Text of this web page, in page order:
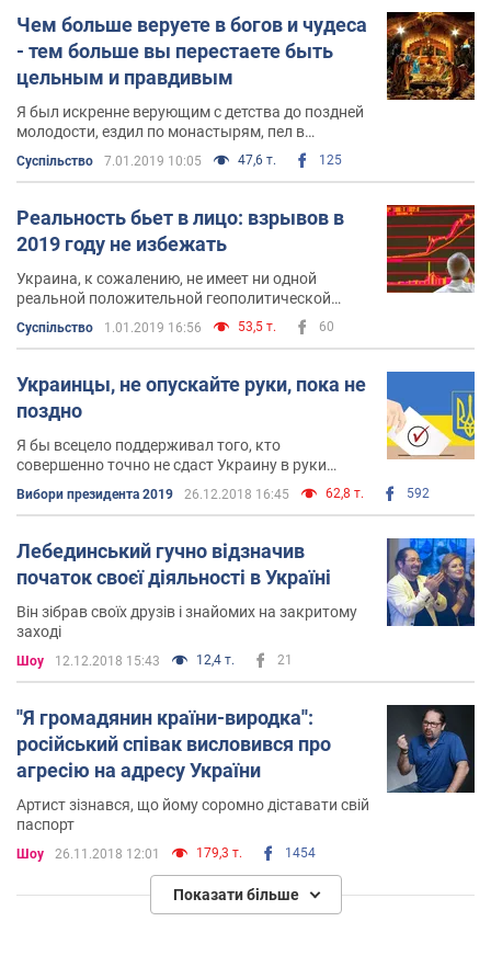
Чем больше веруете в богов и чудеса
- тем больше вы перестаете быть
цельным и правдивым
Я был искренне верующим с детства до поздней
молодости, ездил по монастырям, пел в
церковном хоре, патриархи и митрополиты
вещали в соборах Ленинграда, положив святые
Суспільство 7.01.2019 10:05 47,6 т. 125
Реальность бьет в лицо: взрывов в
2019 году не избежать
Украина, к сожалению, не имеет ни одной
реальной положительной геополитической
перспективы, при этом во внутреннем строении
оставаясь насквозь феодальной и
Суспільство 1.01.2019 16:56 53,5 т. 60
Украинцы, не опускайте руки, пока не
поздно
Я бы всецело поддерживал того, кто
совершенно точно не сдаст Украину в руки
кремля, потому что путь с нынешней Россией за
ручку - это смерть
Вибори президента 2019 26.12.2018 16:45 62,8 т. 592
Лебединський гучно відзначив
початок своєї діяльності в Україні
Він зібрав своїх друзів і знайомих на закритому
заході
Шоу 12.12.2018 15:43 12,4 т. 21
''Я громадянин країни-виродка'':
російський співак висловився про
агресію на адресу України
Артист зізнався, що йому соромно діставати свій
паспорт
Шоу 26.11.2018 12:01 179,3 т. 1454
Показати більше